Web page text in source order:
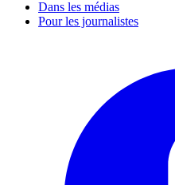
Dans les médias
Pour les journalistes